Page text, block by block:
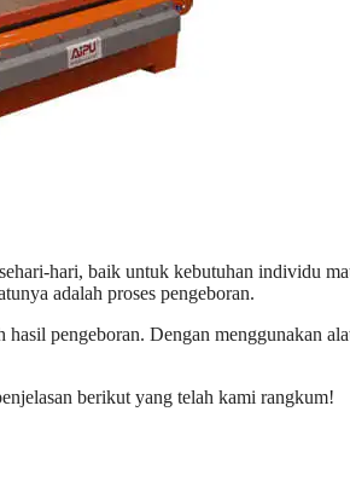
hari, baik untuk kebutuhan individu
adalah proses pengeboran.
pengeboran. Dengan menggunakan
berikut yang telah kami rangkum!